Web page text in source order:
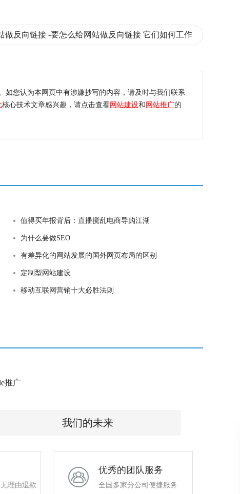
做反向链接 -要怎么给网站做反向链接 它们如何工作
如您认为本网页中有涉嫌抄写的内容，请及时与我们联系
核心技术文章感兴趣，请点击查看网站建设和 网站推广的
值得买年报背后：直播搅乱电商导购江湖
为什么要做SEO
有差异化的网站发展的国外网页布局的区别
定制型网站建设
移动互联网营销十大必胜法则
推广
我们的未来
理由退款
优秀的团队服务
全国多家分公司便捷服务